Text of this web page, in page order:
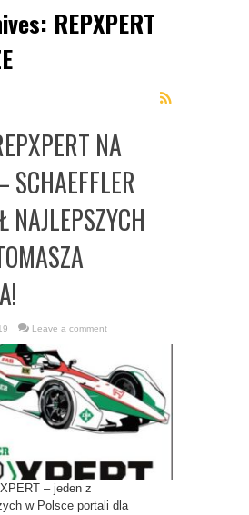
REPXPERT
NA
SCHAEFFLER
NAJLEPSZYCH
Leave a comment
– jeden z
w Polsce portali dla